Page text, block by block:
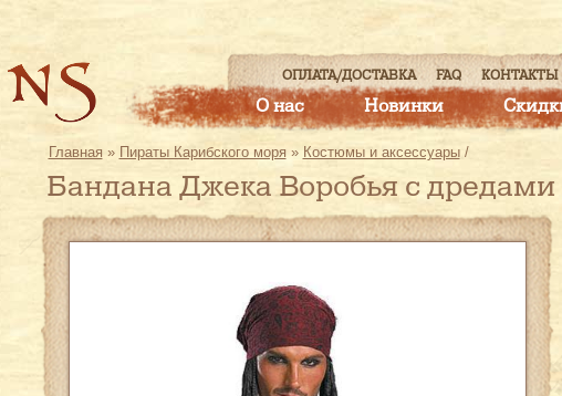
ОПЛАТА/ДОСТАВКА FAQ КОНТАКТЫ
О нас Новинки
Главная » Пираты Карибского моря» Костюмы и аксессуары/
Бандана Джека Воробья с дредами